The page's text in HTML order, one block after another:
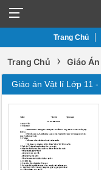
Trang Chủ
Trang Chủ › Giáo Án
Giáo án Vật lí Lớp 11